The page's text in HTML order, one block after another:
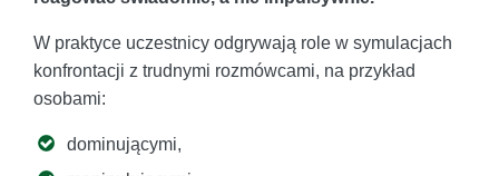
W praktyce uczestnicy odgrywają role w symulacjach
konfrontacji z trudnymi rozmówcami, na przykład
osobami:
dominującymi,